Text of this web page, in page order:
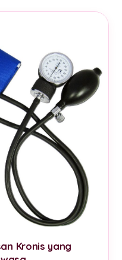
Kronis yang